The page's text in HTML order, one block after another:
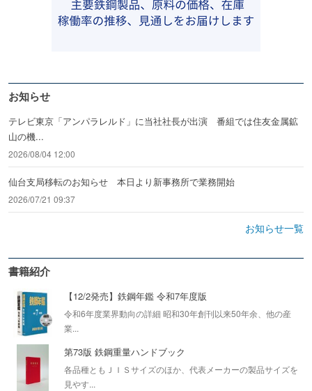
お知らせ
テレビ東京「アンパラレルド」に当社社長が出演 番組では住友金属鉱
山の機...
2026/08/04 12:00
仙台支局移転のお知らせ 本日より新事務所で業務開始
2026/07/21 09:37
お知らせ一覧
書籍紹介
【12/2発売】鉄鋼年鑑 令和7年度版
令和6年度業界動向の詳細 昭和30年創刊以来50年余、他の産
業...
第73版 鉄鋼重量ハンドブック
各品種ともＪＩＳサイズのほか、代表メーカーの製品サイズを
見やす...